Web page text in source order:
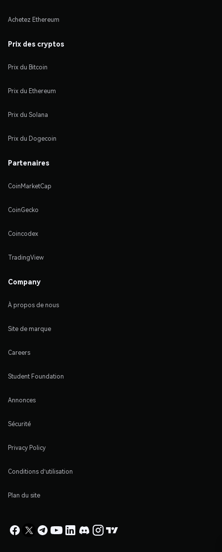
Achetez Ethereum
Prix des cryptos
Prix du Bitcoin
Prix du Ethereum
Prix du Solana
Prix du Dogecoin
Partenaires
CoinMarketCap
CoinGecko
Coincodex
TradingView
Company
À propos de nous
Site de marque
Careers
Student Foundation
Annonces
Sécurité
Privacy Policy
Conditions d'utilisation
Plan du site